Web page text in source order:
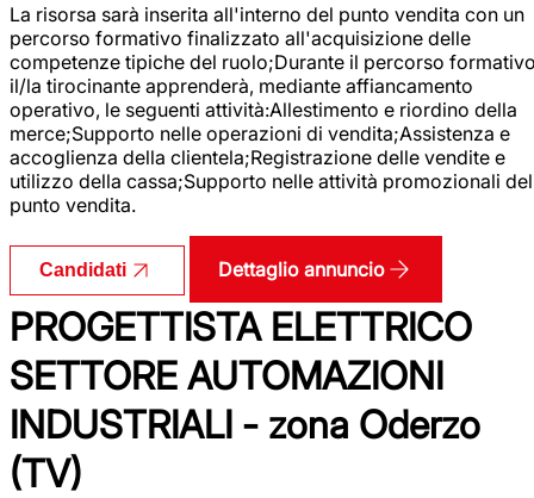
La risorsa sarà inserita all'interno del punto vendita con un
percorso formativo finalizzato all'acquisizione delle
competenze tipiche del ruolo;Durante il percorso
il/la tirocinante apprenderà, mediante affiancamento
operativo, le seguenti attività:Allestimento e riordino della
merce;Supporto nelle operazioni di vendita;Assistenza e
accoglienza della clientela;Registrazione delle vendite e
utilizzo della cassa;Supporto nelle attività promozionali del
punto vendita.
Candidati Dettaglio annuncio
PROGETTISTA ELETTRICO
SETTORE AUTOMAZIONI
INDUSTRIALI - zona Oderzo
(TV)